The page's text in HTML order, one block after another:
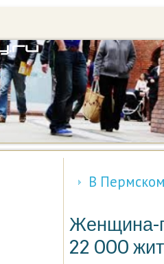
В
Женщина-
22 000